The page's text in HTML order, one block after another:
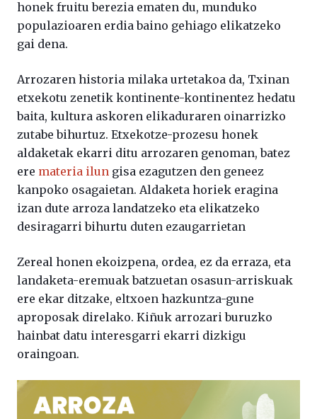
honek fruitu berezia ematen du, munduko
populazioaren erdia baino gehiago elikatzeko
gai dena.
Arrozaren historia milaka urtetakoa da, Txinan
etxekotu zenetik kontinente-kontinentez hedatu
baita, kultura askoren elikaduraren oinarrizko
zutabe bihurtuz. Etxekotze-prozesu honek
aldaketak ekarri ditu arrozaren genoman, batez
ere materia ilun gisa ezagutzen den geneez
kanpoko osagaietan. Aldaketa horiek eragina
izan dute arroza landatzeko eta elikatzeko
desiragarri bihurtu duten ezaugarrietan
Zereal honen ekoizpena, ordea, ez da erraza, eta
landaketa-eremuak batzuetan osasun-arriskuak
ere ekar ditzake, eltxoen hazkuntza-gune
aproposak direlako. Kiñuk arrozari buruzko
hainbat datu interesgarri ekarri dizkigu
oraingoan.